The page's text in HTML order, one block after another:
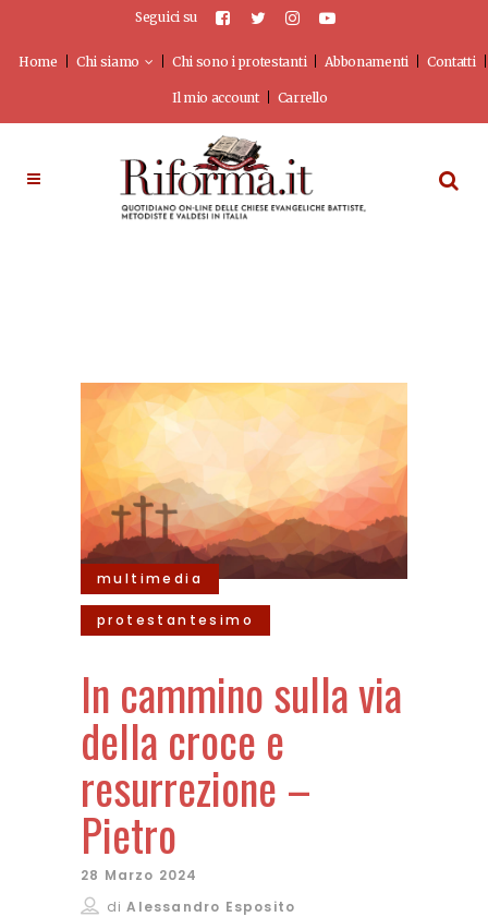
Seguici su
Home Chi siamo Chi sono i protestanti Abbonamenti Contatti
Il mio account Carrello
multimedia
protestantesimo
In cammino sulla via
della croce e
resurrezione –
Pietro
28 Marzo 2024
di Alessandro Esposito